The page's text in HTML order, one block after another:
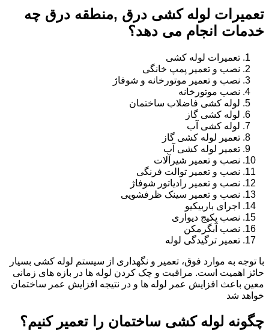
تعمیرات لوله کشی درق ,منطقه درق چه
خدمات انجام می دهد؟
تعمیرات لوله کشی
نصب و تعمیر پمپ خانگی
نصب و تعمیر موتورخانه و شوفاژ
نصب موتورخانه
لوله کشی فاضلاب ساختمان
لوله کشی گاز
لوله کشی آب
تعمیر لوله کشی گاز
تعمیر لوله کشی آب
نصب و تعمیر شیرآلات
نصب و تعمیر توالت فرنگی
نصب و تعمیر رادیاتور شوفاژ
نصب و تعمیر سینک ظرفشویی
اجرای باربیکیو
نصب پکیج دیواری
نصب آبگرمکن
تعمیر ترگیدگی لوله
با توجه به موارد فوق، تعمیر و نگهداری از سیستم لوله کشی بسیار
حائز اهمیت است. مراقبت و چک کردن لوله ها در بازه های زمانی
معین باعث افزایش عمر لوله ها و در نتیجه افزایش عمر ساختمان
خواهد شد
چگونه لوله کشی ساختمان را تعمیر کنیم؟